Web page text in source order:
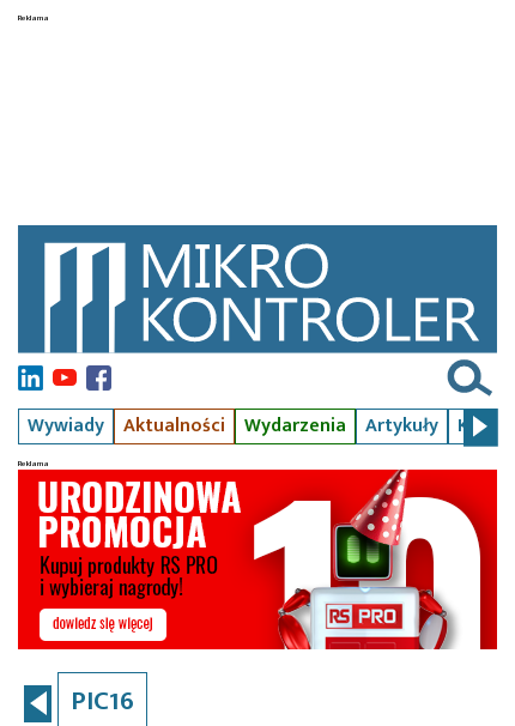
Wywiady Aktualności Wydarzenia Artykuły Kursy
PIC16